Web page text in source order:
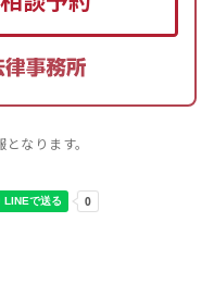
なります。